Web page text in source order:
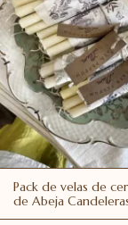
Pack de velas de
de Abeja